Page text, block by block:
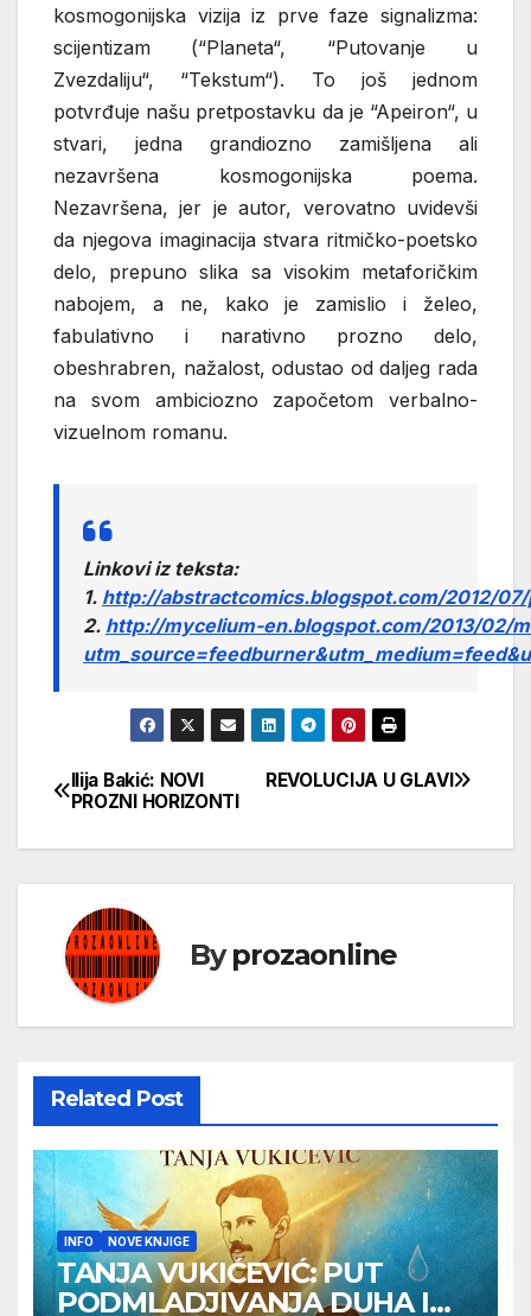
kosmogonijska vizija iz prve faze signalizma:
scijentizam (“Planeta“, “Putovanje u
Zvezdaliju“, “Tekstum“). To još jednom
potvrđuje našu pretpostavku da je “Apeiron“, u
stvari, jedna grandiozno zamišljena ali
nezavršena kosmogonijska poema.
Nezavršena, jer je autor, verovatno uvidevši
da njegova imaginacija stvara ritmičko-poetsko
delo, prepuno slika sa visokim metaforičkim
nabojem, a ne, kako je zamislio i želeo,
fabulativno i narativno prozno delo,
obeshrabren, nažalost, odustao od daljeg rada
na svom ambiciozno započetom verbalno-
vizuelnom romanu.
Linkovi iz teksta:
1. http://abstractcomics.blogspot.com/2012/
2. http://mycelium-en.blogspot.com/2013/02/
Кретање
чланка
REVOLUCIJA U GLAVI
Ilija Bakić: NOVI
PROZNI HORIZONTI
Byprozaonline
Related Post
INFO NOVE KNJIGE
TANJA VUKIĆEVIĆ: PUT
PODMLADJIVANJA DUHA I